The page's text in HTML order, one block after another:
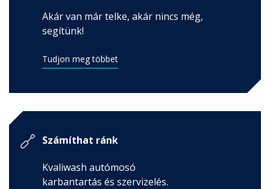
Akár van már telke, akár nincs még,
segítünk!
Tudjon meg többet
Számíthat ránk
Kvaliwash autómosó
karbantartás és szervizelés.